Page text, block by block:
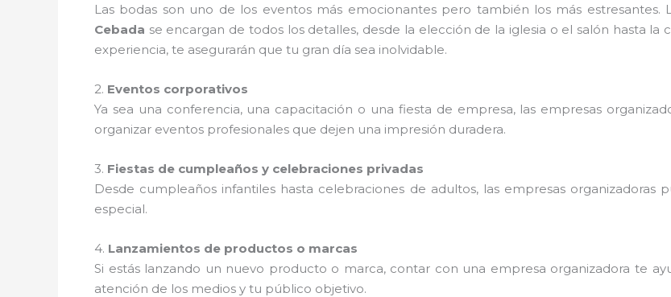
Las bodas son uno de los eventos más emocionantes pero también los más estresantes.
Cebada se encargan de todos los detalles, desde la elección de la iglesia o el salón hasta
experiencia, te asegurarán que tu gran día sea inolvidable.
2. Eventos corporativos
Ya sea una conferencia, una capacitación o una fiesta de empresa, las empresas
organizar eventos profesionales que dejen una impresión duradera.
3. Fiestas de cumpleaños y celebraciones privadas
Desde cumpleaños infantiles hasta celebraciones de adultos, las empresas
especial.
4. Lanzamientos de productos o marcas
Si estás lanzando un nuevo producto o marca, contar con una empresa organizadora te
atención de los medios y tu público objetivo.